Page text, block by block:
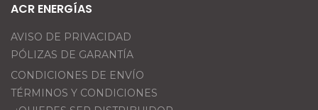
ACR ENERGÍAS
AVISO DE PRIVACIDAD
PÓLIZAS DE GARANTÍA
CONDICIONES DE ENVÍO
TÉRMINOS Y CONDICIONES